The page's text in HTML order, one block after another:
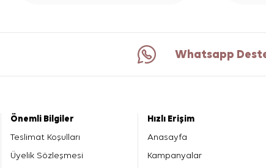
Whatsapp
Önemli Bilgiler
Teslimat Koşulları
Üyelik Sözleşmesi
Hızlı Erişim
Anasayfa
Kampanyalar